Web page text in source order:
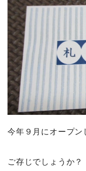
今年９月にオープン
ご存じでしょうか？